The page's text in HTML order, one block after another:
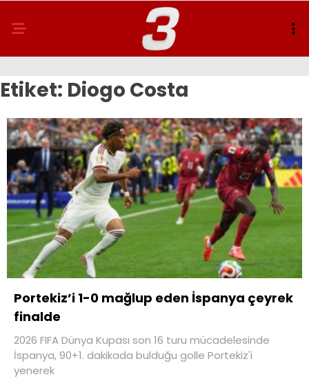
Etiket: Diogo Costa
Portekiz’i 1-0 mağlup eden İspanya çeyrek
finalde
2026 FIFA Dünya Kupası son 16 turu mücadelesinde
İspanya, 90+1. dakikada bulduğu golle Portekiz'i
yenerek